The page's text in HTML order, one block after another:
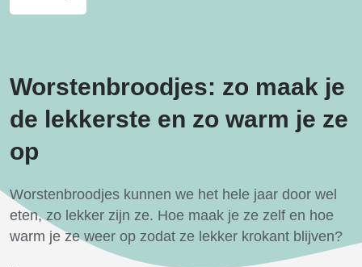
Worstenbroodjes: zo maak je
de lekkerste en zo warm je ze
op
Worstenbroodjes kunnen we het hele jaar door wel
eten, zo lekker zijn ze. Hoe maak je ze zelf en hoe
warm je ze weer op zodat ze lekker krokant blijven?